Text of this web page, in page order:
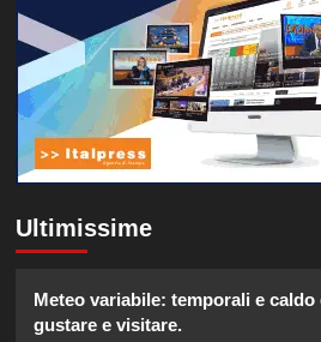
Ultimissime
Meteo variabile: temporali e
gustare e visitare.